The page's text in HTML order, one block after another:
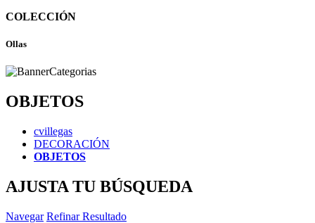
COLECCIÓN
Ollas
OBJETOS
cvillegas
DECORACIÓN
OBJETOS
AJUSTA TU BÚSQUEDA
Navegar Refinar Resultado